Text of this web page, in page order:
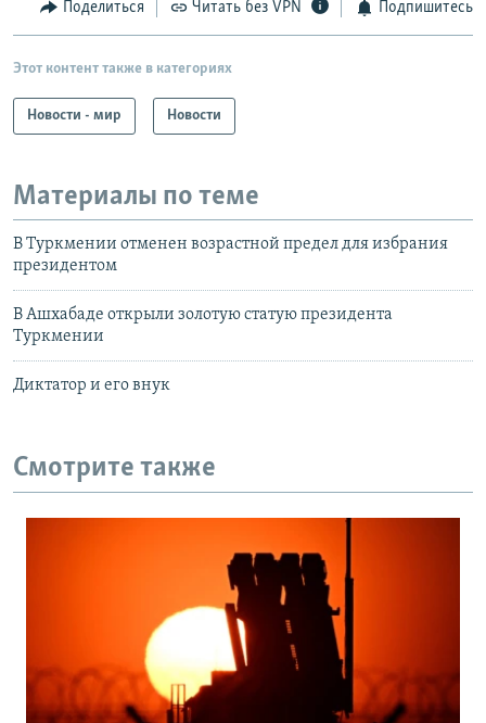
Поделиться Читать без VPN Подпишитесь
Этот контент также в категориях
Новости - мир Новости
Материалы по теме
В Туркмении отменен возрастной предел для избрания
президентом
В Ашхабаде открыли золотую статую президента
Туркмении
Диктатор и его внук
Смотрите также